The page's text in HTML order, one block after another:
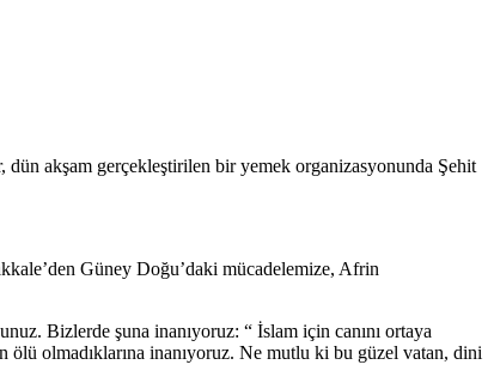
dün akşam gerçekleştirilen bir yemek organizasyonunda Şehit
Güney Doğu’daki mücadelemize, Afrin
Bizlerde şuna inanıyoruz: “ İslam için canını ortaya
olmadıklarına inanıyoruz. Ne mutlu ki bu güzel vatan, dini